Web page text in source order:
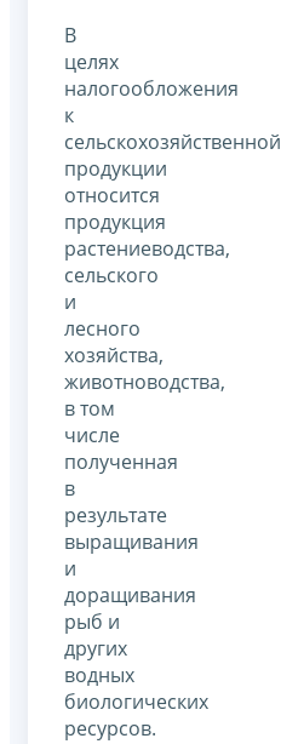
В
целях
налогообложения
к
сельскохозяйственной
продукции
относится
продукция
растениеводства,
сельского
и
лесного
хозяйства,
животноводства,
в том
числе
полученная
в
результате
выращивания
и
доращивания
рыб и
других
водных
биологических
ресурсов.